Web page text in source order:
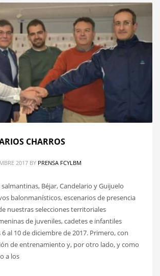
CHARROS
2017 BY PRENSA FCYLBM
Béjar, Candelario y Guijuelo
balonmanísticos, escenarios de presencia
nuestras selecciones territoriales
de juveniles, cadetes e infantiles
al 10 de diciembre de 2017. Primero, con
de entrenamiento y, por otro lado, y como
a los